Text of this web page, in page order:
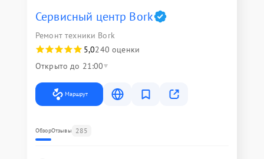
Сервисный центр Bork
Ремонт техники Bork
5,0240 оценки
Открыто до 21:00
Маршрут
ОбзорОтзывы 285